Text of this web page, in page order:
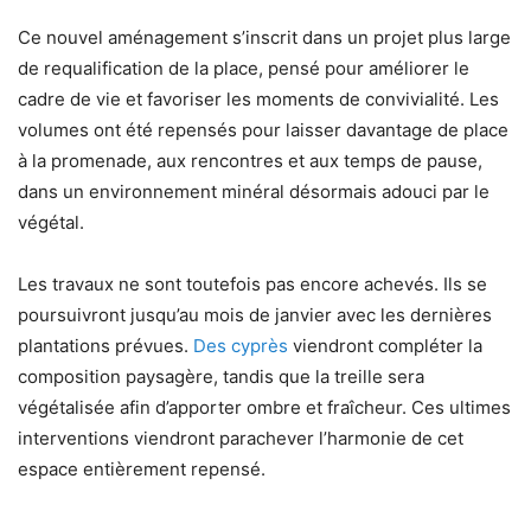
Ce nouvel aménagement s’inscrit dans un projet plus large
de requalification de la place, pensé pour améliorer le
cadre de vie et favoriser les moments de convivialité. Les
volumes ont été repensés pour laisser davantage de place
à la promenade, aux rencontres et aux temps de pause,
dans un environnement minéral désormais adouci par le
végétal.
Les travaux ne sont toutefois pas encore achevés. Ils se
poursuivront jusqu’au mois de janvier avec les dernières
plantations prévues. Des cyprès viendront compléter la
composition paysagère, tandis que la treille sera
végétalisée afin d’apporter ombre et fraîcheur. Ces ultimes
interventions viendront parachever l’harmonie de cet
espace entièrement repensé.